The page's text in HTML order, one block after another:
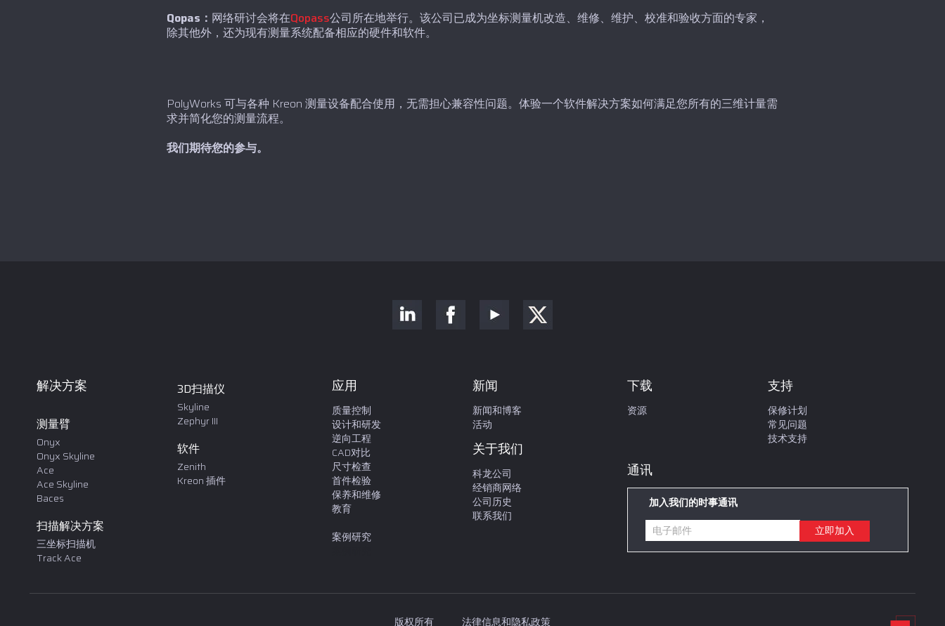
Qopas： 网络研讨会将在Qopass公司所在地举行。该公司已成为坐标测量机改造、维修、维护、校准和验收方面的专家，
除其他外，还为现有测量系统配备相应的硬件和软件。
PolyWorks 可与各种 Kreon 测量设备配合使用，无需担心兼容性问题。体验一个软件解决方案如何满足您所有的三维计量需
求并简化您的测量流程。
我们期待您的参与。
解决方案
测量臂
Onyx
Onyx Skyline
Ace
Ace Skyline
Baces
扫描解决方案
三坐标扫描机
Track Ace
3D扫描仪
Skyline
Zephyr III
软件
Zenith
Kreon 插件
应用
质量控制
设计和研发
逆向工程
CAD对比
尺寸检查
首件检验
保养和维修
教育
案例研究
新闻
新闻和博客
活动
关于我们
科龙公司
经销商网络
公司历史
联系我们
下载
资源
支持
保修计划
常见问题
技术支持
通讯
加入我们的时事通讯
版权所有 法律信息和隐私政策